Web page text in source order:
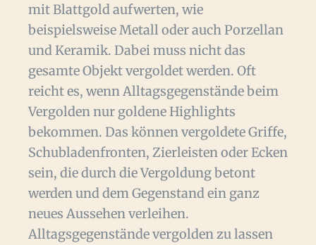
mit Blattgold aufwerten, wie
beispielsweise Metall oder auch Porzellan
und Keramik. Dabei muss nicht das
gesamte Objekt vergoldet werden. Oft
reicht es, wenn Alltagsgegenstände beim
Vergolden nur goldene Highlights
bekommen. Das können vergoldete Griffe,
Schubladenfronten, Zierleisten oder Ecken
sein, die durch die Vergoldung betont
werden und dem Gegenstand ein ganz
neues Aussehen verleihen.
Alltagsgegenstände vergolden zu lassen